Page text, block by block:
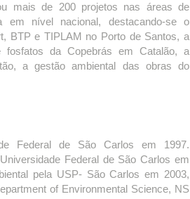
mais de 200 projetos nas áreas de
em nível nacional, destacando-se o
BTP e TIPLAM no Porto de Santos, a
fosfatos da Copebrás em Catalão, a
a gestão ambiental das obras do
Federal de São Carlos em 1997.
Federal de São Carlos em
pela USP- São Carlos em 2003,
of Environmental Science, NS